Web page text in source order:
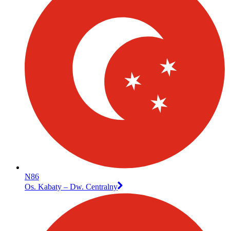
N86
Os. Kabaty – Dw. Centralny